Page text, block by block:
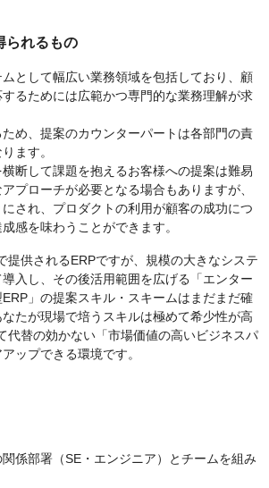
られるもの
として幅広い業務領域を包括しており、顧
るためには広範かつ専門的な業務理解が求
め、提案のカウンターパートは各部門の責
ます。
断して課題を抱えるお客様への提案は難易
プローチが必要となる場合もありますが、
され、プロダクトの利用が顧客の成功につ
感を味わうことができます。
提供されるERPですが、規模の大きなシステ
入し、その後活用範囲を広げる「エンター
」の提案スキル・スキームはまだまだ確
たが現場で培うスキルは極めて希少性が高
代替の効かない「市場価値の高いビジネスパ
ップできる環境です。
係部署（SE・エンジニア）とチームを組み